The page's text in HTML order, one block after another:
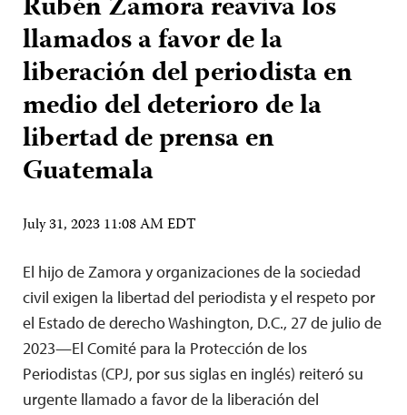
llamados a favor de la
liberación del periodista en
medio del deterioro de la
libertad de prensa en
Guatemala
July 31, 2023 11:08 AM EDT
El hijo de Zamora y organizaciones de la sociedad
civil exigen la libertad del periodista y el respeto por
el Estado de derecho Washington, D.C., 27 de julio de
2023—El Comité para la Protección de los
Periodistas (CPJ, por sus siglas en inglés) reiteró su
urgente llamado a favor de la liberación del